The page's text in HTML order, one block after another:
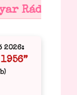
Rádió
2026:
1956”